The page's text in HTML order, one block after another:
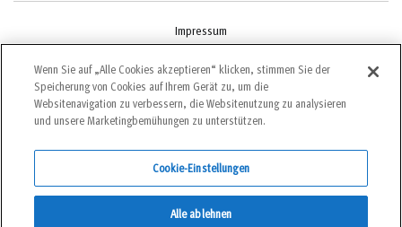
Impressum
Cookie-Einstellungen
©2022 bergundsteigen
Wenn Sie auf „Alle Cookies akzeptieren“ klicken, stimmen Sie der
Speicherung von Cookies auf Ihrem Gerät zu, um die
Websitenavigation zu verbessern, die Websitenutzung zu analysieren
und unsere Marketingbemühungen zu unterstützen.
Cookie-Einstellungen
Alle ablehnen